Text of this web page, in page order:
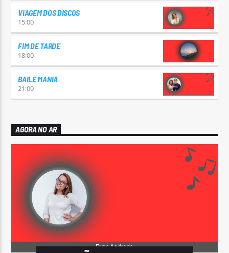
VIAGEM DOS DISCOS
15:00
FIM DE TARDE
18:00
BAILE MANIA
21:00
AGORA NO AR